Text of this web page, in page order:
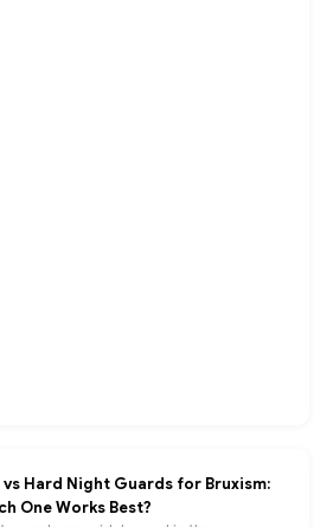
vs Hard Night Guards for Bruxism:
One Works Best?